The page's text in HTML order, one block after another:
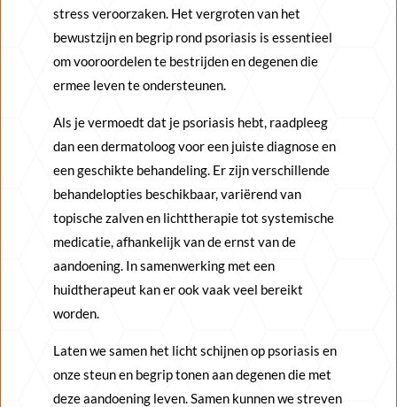
stress veroorzaken. Het vergroten van het
bewustzijn en begrip rond psoriasis is essentieel
om vooroordelen te bestrijden en degenen die
ermee leven te ondersteunen.
Als je vermoedt dat je psoriasis hebt, raadpleeg
dan een dermatoloog voor een juiste diagnose en
een geschikte behandeling. Er zijn verschillende
behandelopties beschikbaar, variërend van
topische zalven en lichttherapie tot systemische
medicatie, afhankelijk van de ernst van de
aandoening. In samenwerking met een
huidtherapeut kan er ook vaak veel bereikt
worden.
Laten we samen het licht schijnen op psoriasis en
onze steun en begrip tonen aan degenen die met
deze aandoening leven. Samen kunnen we streven